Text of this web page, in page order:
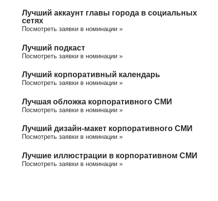
Лучший аккаунт главы города в социальных
сетях
Посмотреть заявки в номинации »
Лучший подкаст
Посмотреть заявки в номинации »
Лучший корпоративный календарь
Посмотреть заявки в номинации »
Лучшая обложка корпоративного СМИ
Посмотреть заявки в номинации »
Лучший дизайн-макет корпоративного СМИ
Посмотреть заявки в номинации »
Лучшие иллюстрации в корпоративном СМИ
Посмотреть заявки в номинации »